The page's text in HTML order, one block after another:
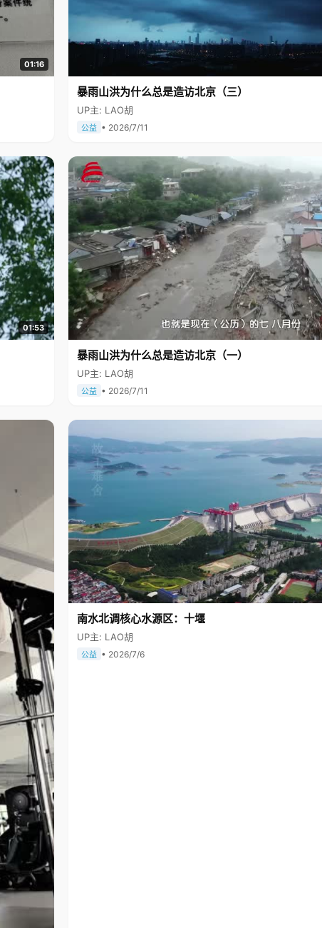
01:16
暴雨山洪为什么总是造访北京（三）
UP主: LAO胡
公益 • 2026/7/11
01:53
暴雨山洪为什么总是造访北京（一）
UP主: LAO胡
公益 • 2026/7/11
南水北调核心水源区：十堰
UP主: LAO胡
公益 • 2026/7/6